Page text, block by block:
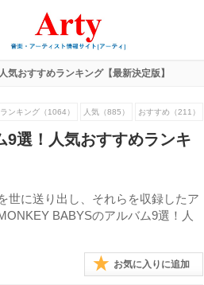
おすすめランキング【最新決定版】
ランキング（1064） 人気（885） おすすめ（211）
選！人気おすすめランキ
世に送り出し、それらを収録したア
BABYSのアルバム9選！人
お気に入りに追加